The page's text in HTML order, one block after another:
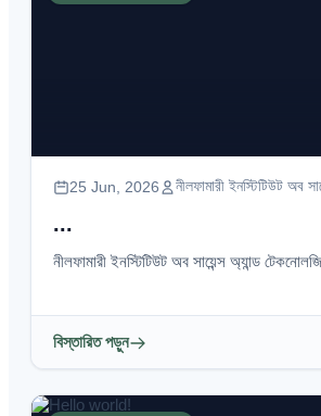
25 Jun, 2026 নীলফামারী ইনস্টিটিউট অব
...
নীলফামারী ইনস্টিটিউট অব সায়েন্স অ্যান্ড
বিস্তারিত পড়ুন